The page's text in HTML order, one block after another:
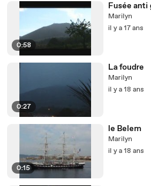
0:58
Fusée anti
Marilyn
il y a 17 ans
0:27
La foudre
Marilyn
il y a 18 ans
0:15
le Belem
Marilyn
il y a 18 ans